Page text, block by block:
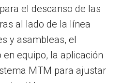
el descanso de las
al lado de la línea
y asambleas, el
equipo, la aplicación
MTM para ajustar